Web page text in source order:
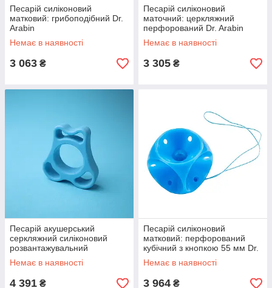
Песарій силіконовий
матковий: грибоподібний Dr.
Arabin
Немає в наявності
3 063 ₴
Песарій силіконовий
маточний: церкляжний
перфорований Dr. Arabin
Немає в наявності
3 305 ₴
Песарій акушерський
серкляжний силіконовий
розвантажувальний
Hamann&Jorde тип 1, 2
Немає в наявності
4 391 ₴
Песарій силіконовий
матковий: перфорований
кубічний з кнопкою 55 мм Dr.
Arabin
Немає в наявності
3 964 ₴